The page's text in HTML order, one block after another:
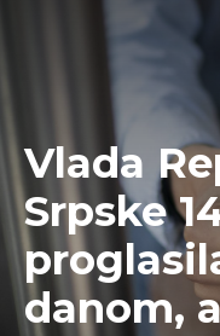
Vlada
Srpske
danom,